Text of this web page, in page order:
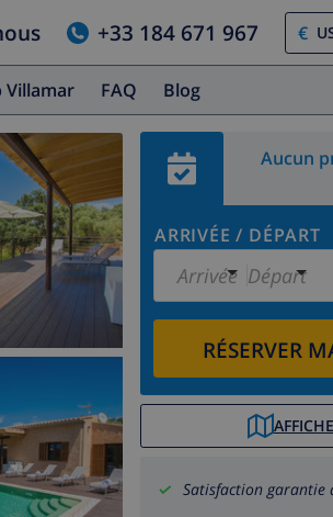
+33 184 671 967 €
Villamar FAQ Blog
Aucun
ARRIVÉE / DÉPART
Arrivée Départ
RÉSERVER
Satisfaction garantie